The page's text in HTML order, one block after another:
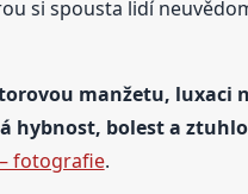
si spousta lidí
manžetu, luxaci
hybnost, bolest a
fotografie.